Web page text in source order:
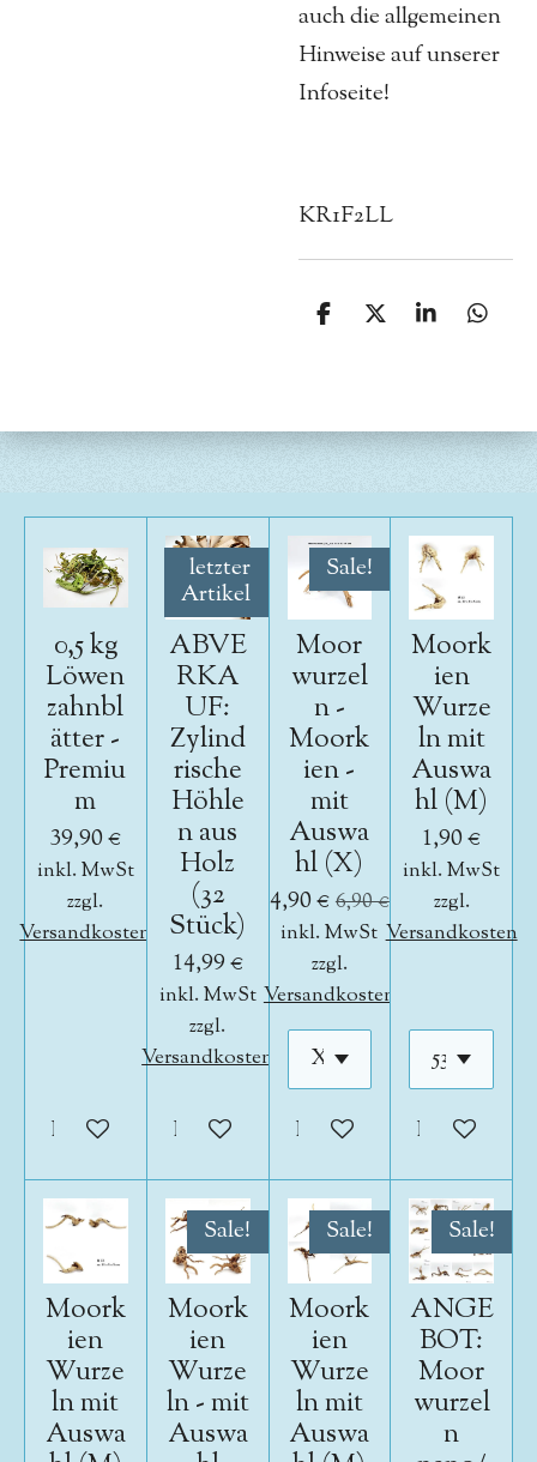
auch die allgemeinen
Hinweise auf unserer
Infoseite!
KR1F2LL
T
n
T
n
T
n
T
n
0,5 kg
Löwen
zahnbl
ätter -
Premiu
m
39,90 €
inkl. MwSt
zzgl.
Versandkosten
In den Warenkorb
letzter
Artikel
ABVE
RKA
UF:
Zylind
rische
Höhle
n aus
Holz
(32
Stück)
14,99 €
inkl. MwSt
zzgl.
Versandkosten
In den Warenkorb
Sale!
Moor
wurzel
n -
Moork
ien -
mit
Auswa
hl (X)
4,90 € 6,90 €
inkl. MwSt
zzgl.
Versandkosten
In den Warenkorb
Moork
ien
Wurze
ln mit
Auswa
hl (M)
1,90 €
inkl. MwSt
zzgl.
Versandkosten
In den
Moork
ien
Wurze
ln mit
Auswa
Sale!
Moork
ien
Wurze
ln - mit
Auswa
Sale!
Moork
ien
Wurze
ln mit
Auswa
Sale!
ANGE
BOT:
Moor
wurzel
n